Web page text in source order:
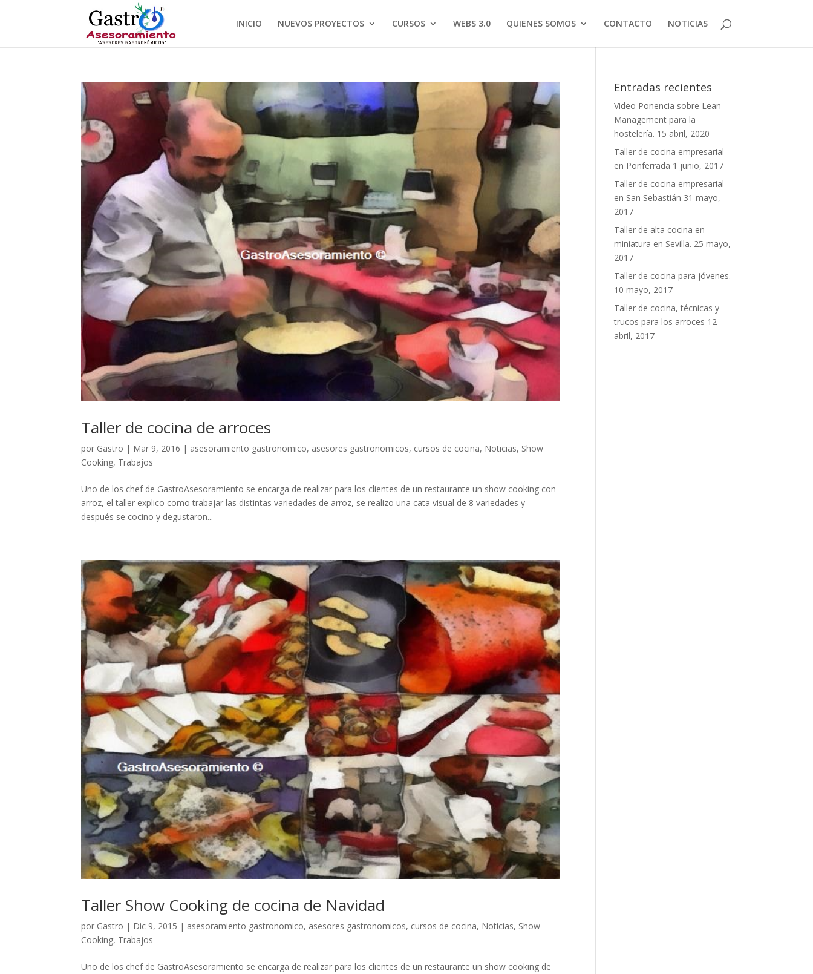
INICIO NUEVOS PROYECTOS CURSOS WEBS 3.0 QUIENES SOMOS CONTACTO NOTICIAS
Taller de cocina de arroces
por Gastro | Mar 9, 2016 | asesoramiento gastronomico, asesores gastronomicos, cursos de cocina, Noticias, Show
Cooking, Trabajos
Uno de los chef de GastroAsesoramiento se encarga de realizar para los clientes de un restaurante un show cooking con
arroz, el taller explico como trabajar las distintas variedades de arroz, se realizo una cata visual de 8 variedades y
después se cocino y degustaron...
Taller Show Cooking de cocina de Navidad
por Gastro | Dic 9, 2015 | asesoramiento gastronomico, asesores gastronomicos, cursos de cocina, Noticias, Show
Cooking, Trabajos
Uno de los chef de GastroAsesoramiento se encarga de realizar para los clientes de un restaurante un show cooking de
Entradas recientes
Video Ponencia sobre Lean
Management para la
hostelería. 15 abril, 2020
Taller de cocina empresarial
en Ponferrada 1 junio, 2017
Taller de cocina empresarial
en San Sebastián 31 mayo,
2017
Taller de alta cocina en
miniatura en Sevilla. 25 mayo,
2017
Taller de cocina para jóvenes.
10 mayo, 2017
Taller de cocina, técnicas y
trucos para los arroces 12
abril, 2017